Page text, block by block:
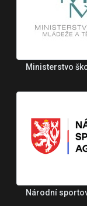
Ministerstvo
Národní